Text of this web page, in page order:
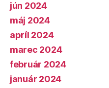
jún 2024
máj 2024
apríl 2024
marec 2024
február 2024
január 2024